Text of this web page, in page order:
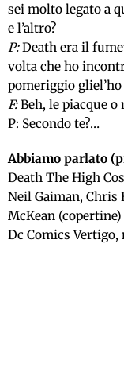
sei molto legato a
e l’altro?
P:Death era il
volta che ho
pomeriggio
F:Beh, le piacque o
P: Secondo te?…
Abbiamo parlato
Death The High
Neil Gaiman, Chris
McKean (copertine)
Dc Comics Vertigo,